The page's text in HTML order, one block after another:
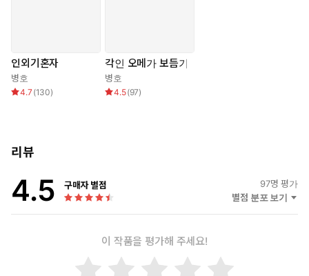
외 여럿.
* 이럴 때 보세요: 각인 제거술을 핑계로 꼴리는 남자란 남자는 죄다
입꼬리가 스르르. 맑고 싱그럽게 올라갔다. 어쩐지 성스럽기까지한
“제 짝 냄새도 잊을 만큼, 다른 알파의 정액에 절여지는 거예요.“
“네. 네. 제발요…! 무서워요, 선, 생님… 허엉!”
보영은 수술 체어 헤드까지 다 적실 정도로 눈물을 흘리는 얼굴을
에 묻은 물기를 쪼옥. 빨더니 배시시 웃었다.
“근데. 선생님이라 불러서 안 봐줄래요.”
“에…? 우긋!”
인외기혼자
병호
4.7 (130)
각인 오메가 보듬기
병호
4.5(97)
리뷰
4.5 구매자 별점 97명 평가
별점 분포 보기
이 작품을 평가해 주세요!